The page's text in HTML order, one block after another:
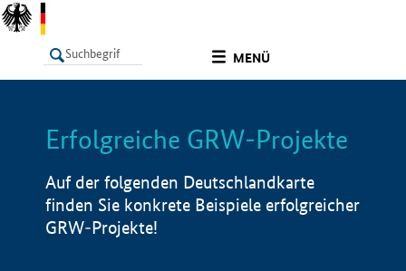
MENÜ
LISTE Info
Erfolgreiche GRW-Projekte
Auf der folgenden Deutschlandkarte
finden Sie konkrete Beispiele erfolgreicher
GRW-Projekte!